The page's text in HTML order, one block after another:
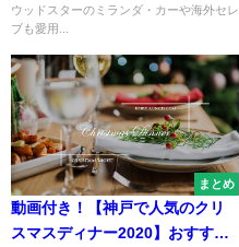
ウッドスターのミランダ・カーや海外セレ
ブも愛用...
まとめ
動画付き！【神戸で人気のクリ
スマスディナー2020】おすすめ